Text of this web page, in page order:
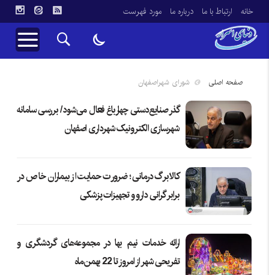
خانه ارتباط با ما درباره ما مورد فهرست
صفحه اصلی شورای شهراصفهان
گذر صنایع‌دستی چهارباغ فعال می‌شود/ بررسی سامانه
شهرسازی الکترونیک شهرداری اصفهان
کالابرگ درمانی؛ ضرورت حمایت از بیماران خاص در
برابر گرانی دارو و تجهیزات پزشکی
ارائه خدمات نیم بها در مجموعه‌های گردشگری و
تفریحی شهر از امروز تا 22 بهمن‌ماه